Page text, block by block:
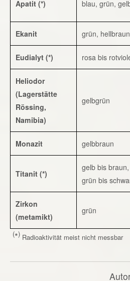
Apatit (*) blau, grün,
Ekanit grün, hellbraun
Eudialyt (*) rosa bis
Heliodor
(Lagerstätte
Rössing,
Namibia)
gelbgrün
Monazit gelbbraun
Titanit (*)
gelb bis braun,
grün bis
Zirkon
(metamikt)
grün
(*) Radioaktivität meist nicht messbar